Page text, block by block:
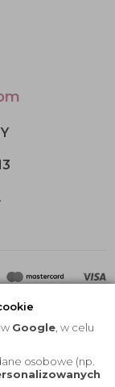
Google , w celu
osobowe (np.
KEYfabrics